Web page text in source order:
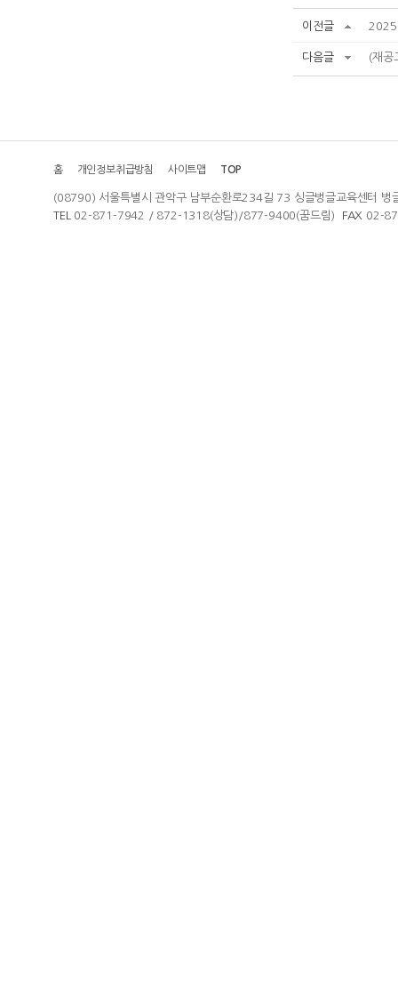
이전글 2025
다음글 (재공
홈 개인정보취급방침 사이트맵 TOP
(08790) 서울특별시 관악구 남부순환로234길 73 싱글벙글교육센터 벙
TEL
02-871-7942 / 872-1318(상담)/877-9400(꿈드림) FAX 02-